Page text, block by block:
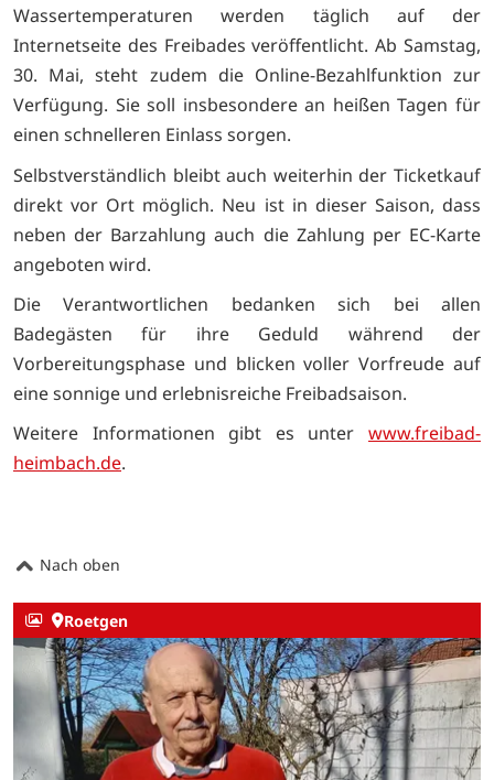
Wassertemperaturen werden täglich auf der
Internetseite des Freibades veröffentlicht. Ab Samstag,
30. Mai, steht zudem die Online-Bezahlfunktion zur
Verfügung. Sie soll insbesondere an heißen Tagen für
einen schnelleren Einlass sorgen.
Selbstverständlich bleibt auch weiterhin der Ticketkauf
direkt vor Ort möglich. Neu ist in dieser Saison, dass
neben der Barzahlung auch die Zahlung per EC-Karte
angeboten wird.
Die Verantwortlichen bedanken sich bei allen
Badegästen für ihre Geduld während der
Vorbereitungsphase und blicken voller Vorfreude auf
eine sonnige und erlebnisreiche Freibadsaison.
Weitere Informationen gibt es unter www.freibad-
heimbach.de.
Nach oben
Roetgen